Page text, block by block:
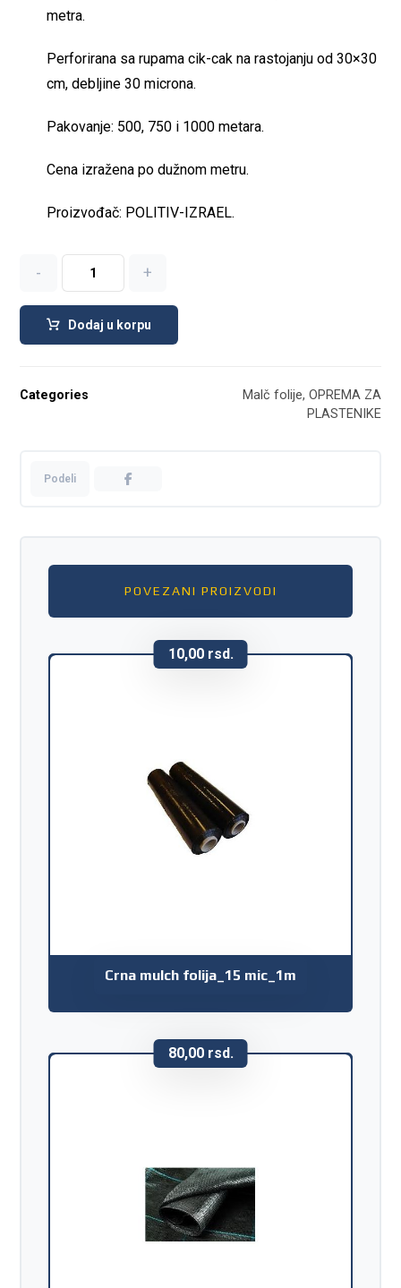
metra.
Perforirana sa rupama cik-cak na rastojanju od 30×30
cm, debljine 30 microna.
Pakovanje: 500, 750 i 1000 metara.
Cena izražena po dužnom metru.
Proizvođač: POLITIV-IZRAEL.
- +
Dodaj u korpu
Categories Malč folije, ОPREMA ZA
PLASTENIKE
POVEZANI PROIZVODI
Crna mulch folija_15 mic_1m
10,00 rsd.
80,00 rsd.